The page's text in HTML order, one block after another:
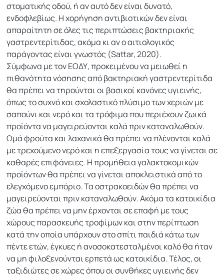
στοματικής οδού, ή αν αυτό δεν είναι δυνατό,
ενδοφλεβίως. Η χορήγηση αντιβιοτικών δεν είναι
απαραίτητη σε όλες τις περιπτώσεις βακτηριακής
γαστρεντερίτιδας, ακόμα κι αν ο αιτιολογικός
παράγοντας είναι γνωστός (Sattar, 2020).
Σύμφωνα με τον ΕΟΔΥ, προκειμένου να μειωθεί η
πιθανότητα νόσησης από βακτηριακή γαστρεντερίτιδα
θα πρέπει να τηρούνται οι βασικοί κανόνες υγιεινής,
όπως το συχνό και σχολαστικό πλύσιμο των χεριών με
σαπούνι και νερό και τα τρόφιμα που περιέχουν ζωικά
προϊόντα να μαγειρεύονται καλά πριν καταναλωθούν.
Ωμά φρούτα και λαχανικά θα πρέπει να πλένονται καλά
με τρεχούμενο νερό και η επεξεργασία τους να γίνεται σε
καθαρές επιφάνειες. Η προμήθεια γαλακτοκομικών
προϊόντων θα πρέπει να γίνεται αποκλειστικά από το
ελεγχόμενο εμπόριο. Τα οστρακοειδών θα πρέπει να
μαγειρεύονται πριν καταναλωθούν. Ακόμα τα κατοικίδια
ζώα θα πρέπει να μην έρχονται σε επαφή με τους
χώρους παρασκευής τροφίμων και στην περίπτωση
κατά την οποία υπάρχουν στο σπίτι παιδιά κάτω των
πέντε ετών, έγκυες ή ανοσοκατεσταλμένοι καλό θα ήταν
να μη φιλοξενούνται ερπετά ως κατοικίδια. Τέλος, οι
ταξιδιώτες σε χώρες όπου οι συνθήκες υγιεινής δεν